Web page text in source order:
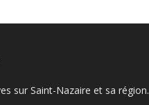
sur Saint-Nazaire et sa région.